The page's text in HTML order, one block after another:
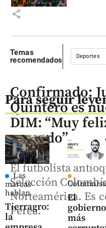
share
Temas
recomendados
Deportes
Para seguir
Las
marcas
hablan
Tierragro:
la
El
gobierno
más
Confirmado:
Quintero es
DIM: “Muy
acuerdo”
El futbolista
Selección
Norteamérica. Es
Perea.